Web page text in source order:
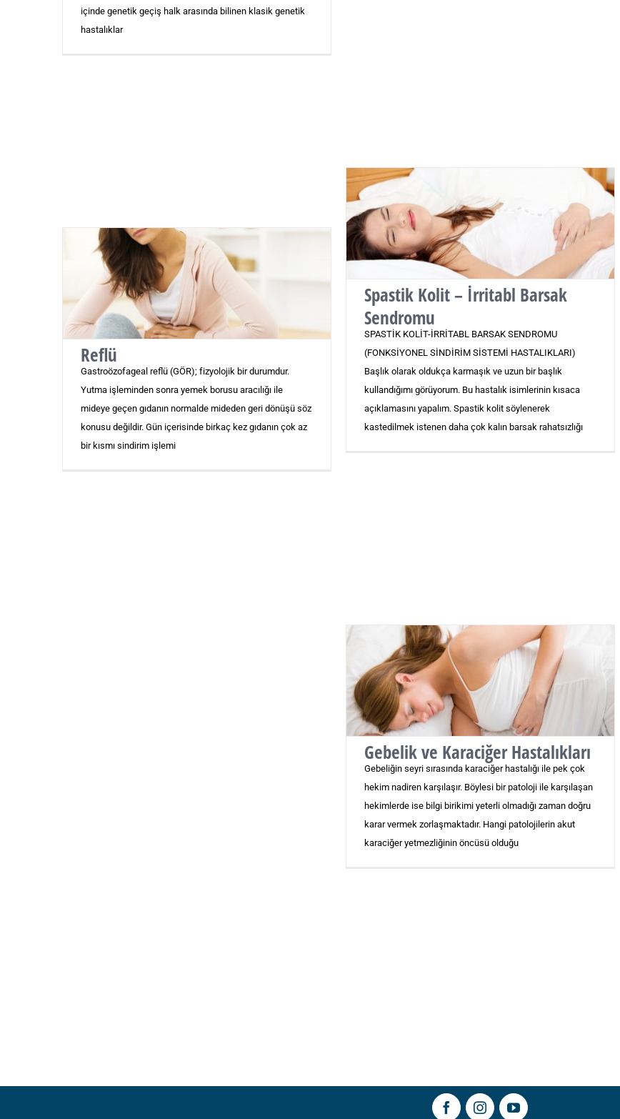
içinde genetik geçiş halk arasında bilinen klasik genetik
hastalıklar
Spastik Kolit – İrritabl Barsak
Sendromu
SPASTİK KOLİT-İRRİTABL BARSAK SENDROMU
(FONKSİYONEL SİNDİRİM SİSTEMİ HASTALIKLARI)
Başlık olarak oldukça karmaşık ve uzun bir başlık
kullandığımı görüyorum. Bu hastalık isimlerinin kısaca
açıklamasını yapalım. Spastik kolit söylenerek
kastedilmek istenen daha çok kalın barsak rahatsızlığı
Reflü
Gastroözofageal reflü (GÖR); fizyolojik bir durumdur.
Yutma işleminden sonra yemek borusu aracılığı ile
mideye geçen gıdanın normalde mideden geri dönüşü söz
konusu değildir. Gün içerisinde birkaç kez gıdanın çok az
bir kısmı sindirim işlemi
Gebelik ve Karaciğer Hastalıkları
Gebeliğin seyri sırasında karaciğer hastalığı ile pek çok
hekim nadiren karşılaşır. Böylesi bir patoloji ile karşılaşan
hekimlerde ise bilgi birikimi yeterli olmadığı zaman doğru
karar vermek zorlaşmaktadır. Hangi patolojilerin akut
karaciğer yetmezliğinin öncüsü olduğu